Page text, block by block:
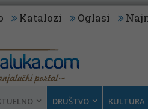
Katalozi Oglasi
DRUŠTVO KULTURA